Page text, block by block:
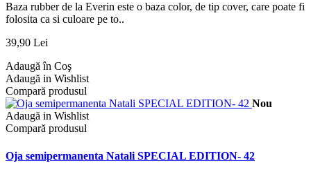
Baza rubber de la Everin este o baza color, de tip cover, care poate fi
folosita ca si culoare pe to..
39,90 Lei
Adaugă în Coş
Adaugă in Wishlist
Compară produsul
Nou
Adaugă in Wishlist
Compară produsul
Oja semipermanenta Natali SPECIAL EDITION- 42